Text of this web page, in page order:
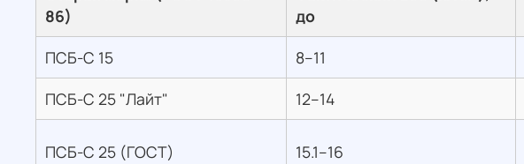
86)
до
ПСБ-С 15 8–11
ПСБ-С 25 "Лайт"
12–14
ПСБ-С 25 (ГОСТ) 15.1–16